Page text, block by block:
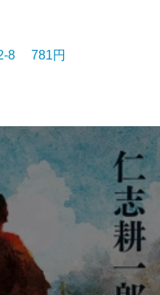
8 781円